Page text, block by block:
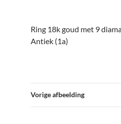
Ring 18k goud met 9
Antiek (1a)
Vorige afbeelding